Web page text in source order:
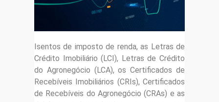
Isentos de imposto de renda, as Letras de
Crédito Imobiliário (LCI), Letras de Crédito
do Agronegócio (LCA), os Certificados de
Recebíveis Imobiliários (CRIs), Certificados
de Recebíveis do Agronegócio (CRAs) e as